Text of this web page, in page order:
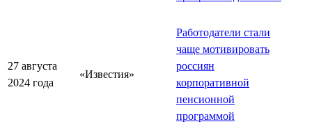
27 августа
2024 года
«Известия»
Работодатели стали
чаще мотивировать
россиян
корпоративной
пенсионной
программой